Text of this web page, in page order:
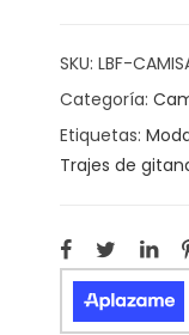
SKU: LBF-
Categoría:
Etiquetas:
Trajes de